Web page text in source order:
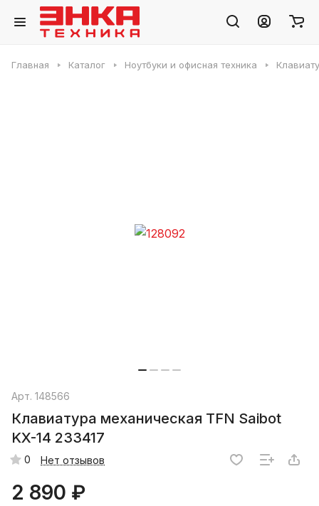
Главная Каталог Ноутбуки и офисная техника
Арт. 148566
Клавиатура механическая TFN Saibot
KX-14 233417
0 Нет отзывов
2 890 ₽